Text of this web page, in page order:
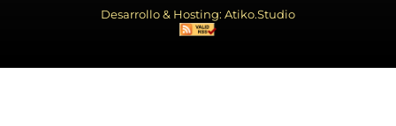
Desarrollo & Hosting: Atiko.Studio